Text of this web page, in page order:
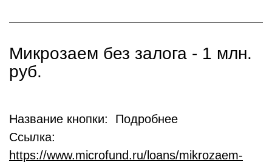
Микрозаем без залога - 1 млн.
руб.
Название кнопки: Подробнее
Ссылка:
https://www.microfund.ru/loans/mikrozaem-